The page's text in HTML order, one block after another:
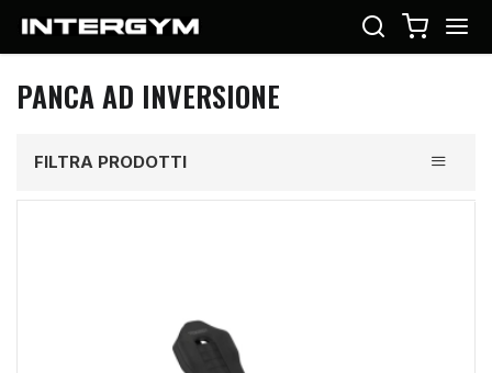
PANCA AD INVERSIONE
Toggle
FILTRA PRODOTTI